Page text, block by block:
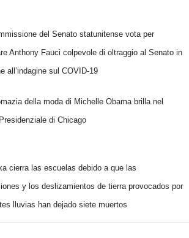
del Senato statunitense vota per
Anthony Fauci colpevole di oltraggio al Senato in
all’indagine sul COVID-19
della moda di Michelle Obama brilla nel
di Chicago
cierra las escuelas debido a que las
y los deslizamientos de tierra provocados por
lluvias han dejado siete muertos